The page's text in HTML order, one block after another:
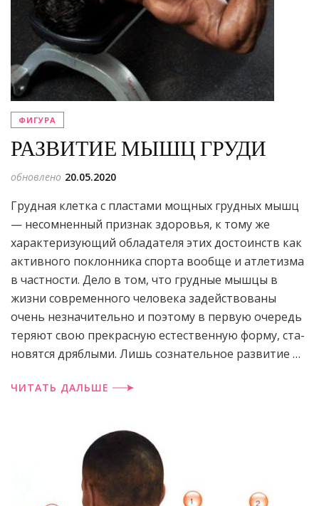
ФИГУРА
РАЗВИТИЕ МЫШЦ ГРУДИ
обновлено 20.05.2020
Грудная клетка с пластами мощных грудных мышц
— несомненный признак здоровья, к тому же
характеризую­щий обладателя этих достоинств как
активного поклон­ника спорта вообще и атлетизма
в частности. Дело в том, что грудные мышцы в
жизни современного человека задействованы
очень незначительно и поэтому в первую очередь
теряют свою прекрасную естественную форму, ста­
новятся дряблыми. Лишь сознательное развитие …
ЧИТАТЬ ДАЛЬШЕ